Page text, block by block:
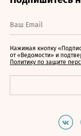
Нажимая кнопку
от «Ведомости» и
Политику по защите